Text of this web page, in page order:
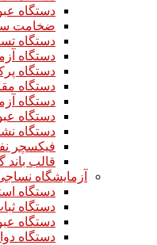
دستگاه
ضخامت
دستگاه
دستگاه
دستگاه
دستگاه
دستگاه
دستگاه
دستگاه
فیکسچر
قالب باند
آزمایشگاه
دستگاه
دستگاه
دستگاه
دستگاه